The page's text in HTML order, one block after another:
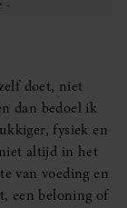
doet, niet
dan bedoel ik
fysiek en
altijd in het
van voeding en
een beloning of